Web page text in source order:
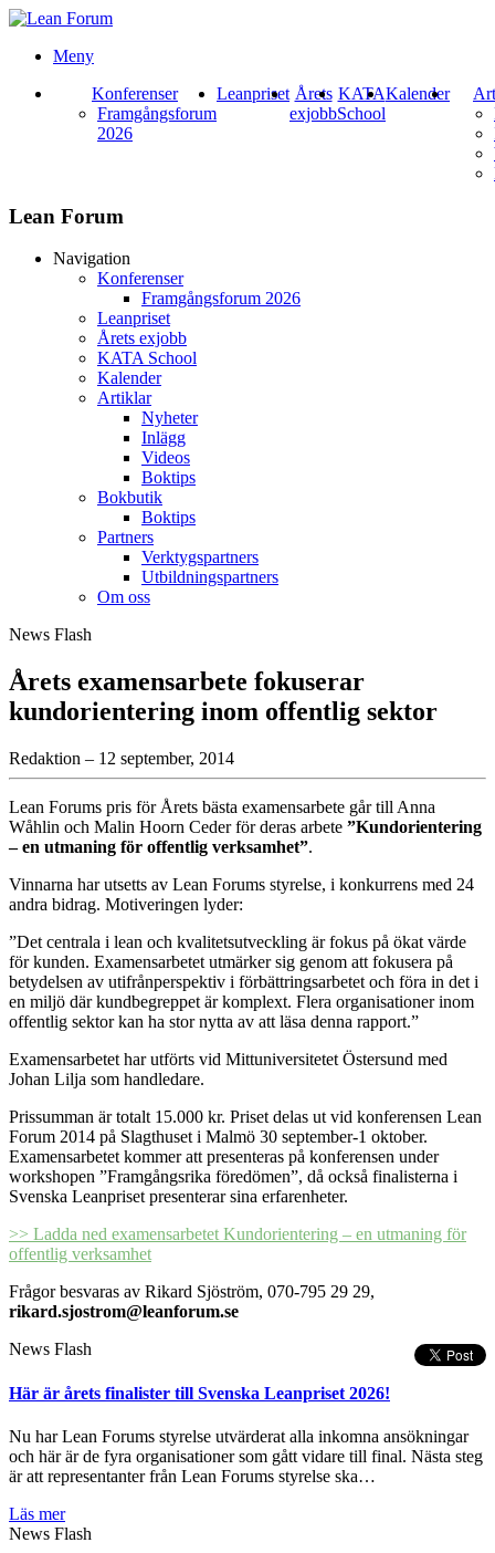
Meny
Konferenser
Framgångsforum
2026
Leanpriset Årets
exjobb
KATA
School
Kalender
Lean Forum
Navigation
Konferenser
Framgångsforum 2026
Leanpriset
Årets exjobb
KATA School
Kalender
Artiklar
Nyheter
Inlägg
Videos
Boktips
Bokbutik
Boktips
Partners
Verktygspartners
Utbildningspartners
Om oss
News Flash
Årets examensarbete fokuserar
kundorientering inom offentlig sektor
Redaktion – 12 september, 2014
Lean Forums pris för Årets bästa examensarbete går till Anna
Wåhlin och Malin Hoorn Ceder för deras arbete ”Kundorientering
– en utmaning för offentlig verksamhet”.
Vinnarna har utsetts av Lean Forums styrelse, i konkurrens med 24
andra bidrag. Motiveringen lyder:
”Det centrala i lean och kvalitetsutveckling är fokus på ökat värde
för kunden. Examensarbetet utmärker sig genom att fokusera på
betydelsen av utifrånperspektiv i förbättringsarbetet och föra in det i
en miljö där kundbegreppet är komplext. Flera organisationer inom
offentlig sektor kan ha stor nytta av att läsa denna rapport.”
Examensarbetet har utförts vid Mittuniversitetet Östersund med
Johan Lilja som handledare.
Prissumman är totalt 15.000 kr. Priset delas ut vid konferensen Lean
Forum 2014 på Slagthuset i Malmö 30 september-1 oktober.
Examensarbetet kommer att presenteras på konferensen under
workshopen ”Framgångsrika föredömen”, då också finalisterna i
Svenska Leanpriset presenterar sina erfarenheter.
>> Ladda ned examensarbetet Kundorientering – en utmaning för
offentlig verksamhet
Frågor besvaras av Rikard Sjöström, 070-795 29 29,
rikard.sjostrom@leanforum.se
News Flash
Här är årets finalister till Svenska Leanpriset 2026!
Nu har Lean Forums styrelse utvärderat alla inkomna ansökningar
och här är de fyra organisationer som gått vidare till final. Nästa steg
är att representanter från Lean Forums styrelse ska…
Läs mer
News Flash